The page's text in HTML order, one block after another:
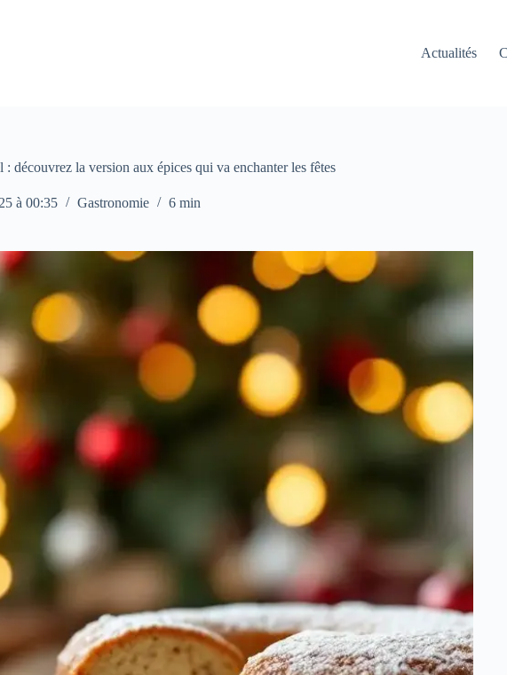
Actualités
découvrez la version aux épices qui va enchanter les fêtes
à 00:35 Gastronomie 6 min